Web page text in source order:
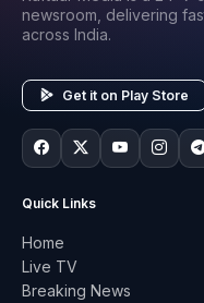
newsroom, delivering
across India.
Get it on Play Store
Quick Links
Home
Live TV
Breaking News